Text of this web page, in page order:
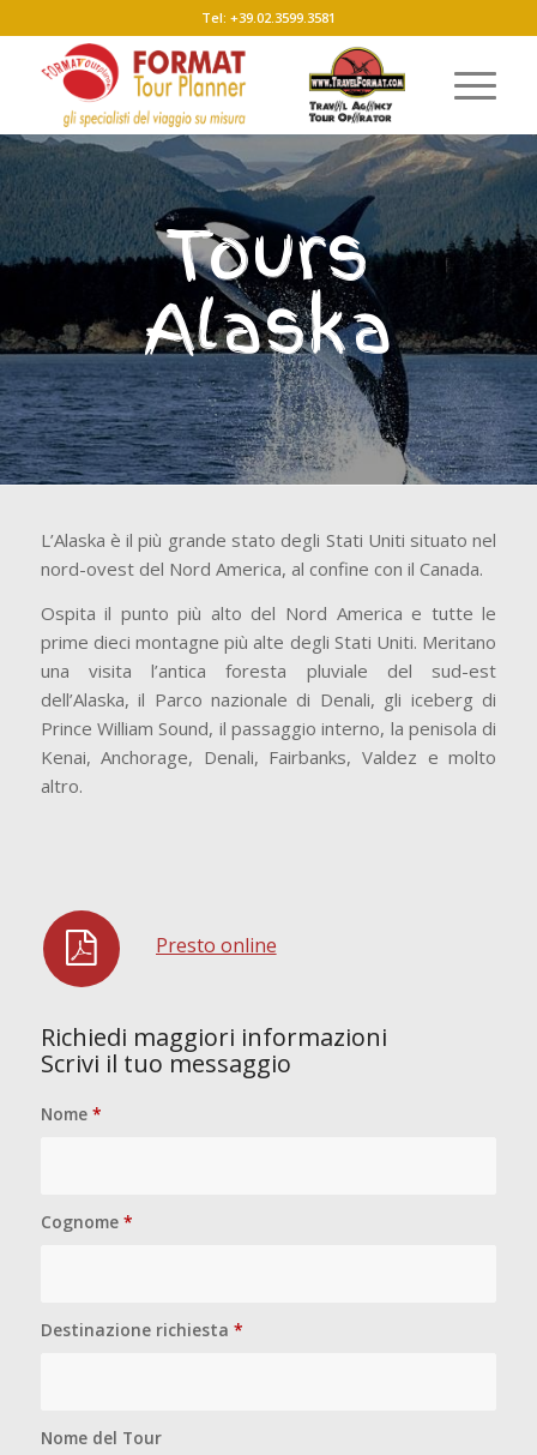
Tel: +39.02.3599.3581
Tours
Alaska
L’Alaska è il più grande stato degli Stati Uniti situato nel
nord-ovest del Nord America, al confine con il Canada.
Ospita il punto più alto del Nord America e tutte le
prime dieci montagne più alte degli Stati Uniti. Meritano
una visita l’antica foresta pluviale del sud-est
dell’Alaska, il Parco nazionale di Denali, gli iceberg di
Prince William Sound, il passaggio interno, la penisola di
Kenai, Anchorage, Denali, Fairbanks, Valdez e molto
altro.
Presto online
Richiedi maggiori informazioni
Scrivi il tuo messaggio
Nome *
Cognome *
Destinazione richiesta *
Nome del Tour